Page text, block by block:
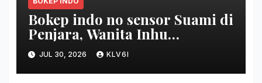
Bokep indo no sensor Suami di
Penjara, Wanita Inhu
Disetubuhi Dukun berdua
Modus Nikah Batin
JUL 30, 2026 KLV6I